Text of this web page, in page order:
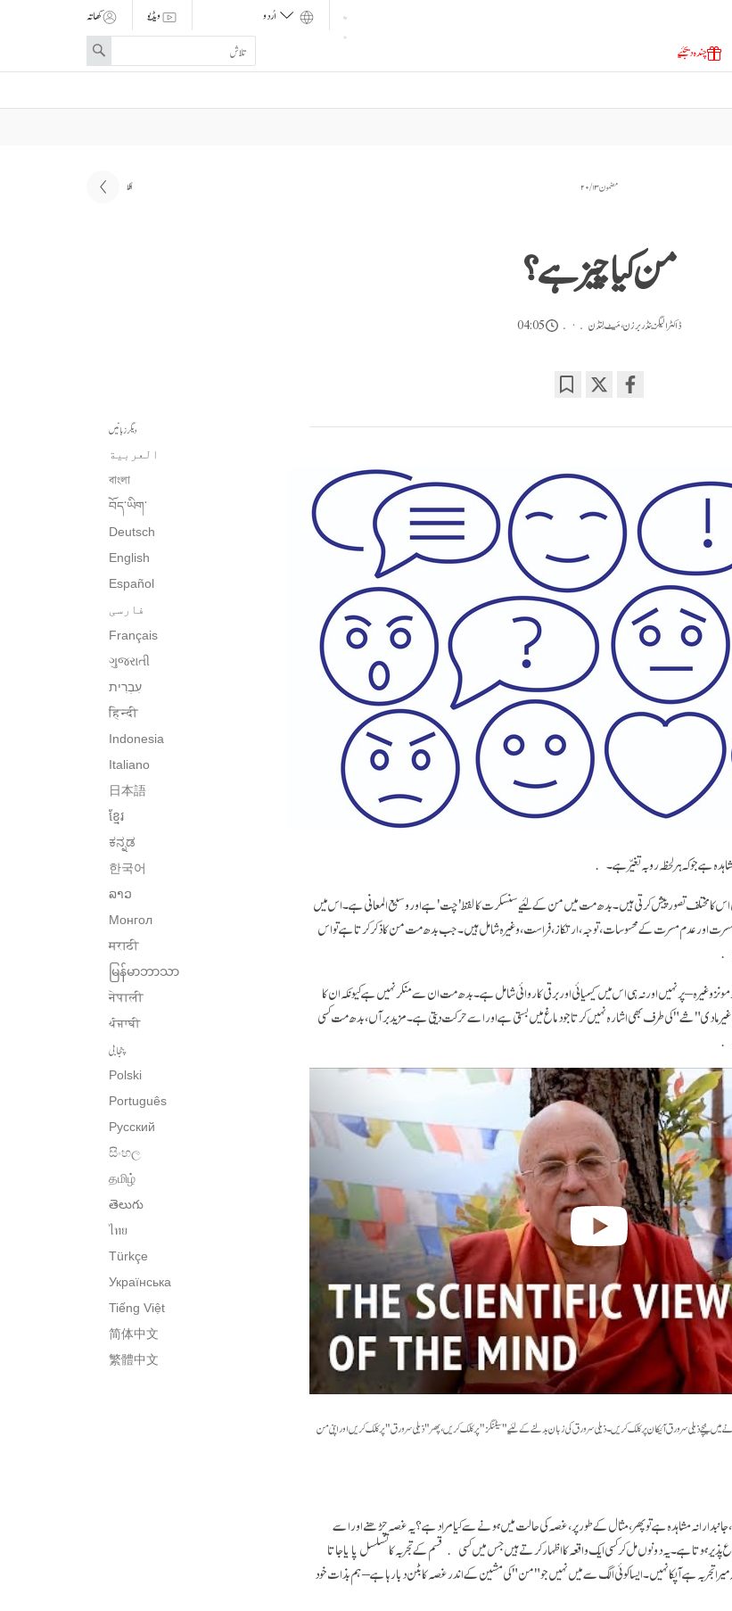
چندہ دیجئیے
ویڈیو
کھاتہ
Enter
search
term
Search
مضمون ۱۳ / ۲۰ اگلا
من کیا چیز ہے؟
ڈاکٹر الیگزینڈر برزن،مَیٹ لِنڈن 04:05
on
دیگر زبانیں
العربية
বাংলা
བོད་ཡིག་
Deutsch
English
Español
فارسی
Français
ગુજરાતી
עִבְרִית‎
हिन्दी
Indonesia
Italiano
日本語
ខ្មែរ
ಕನ್ನಡ
한국어
ລາວ
Монгол
मराठी
မြန်မာဘာသာ
नेपाली
ਪੰਜਾਬੀ
پنجابی
Polski
Português
Русский
සිංහල
தமிழ்
తెలుగు
ไทย
Türkçe
Українська
Tiếng Việt
简体中文
繁體中文
ہے جو کہ ہر لحظہ رو بہ تغیّر ہے۔
اس کا مختلف تصور پیش کرتی ہیں۔ بدھ مت میں من کے لئیے سنسکرت کا لفظ 'چت' ہے اور وسیع المعانی ہے۔ اس میں
اور عدم مسرت کے محسوسات، توجہ، ارتکاز، فراست، وغیرہ شامل ہیں۔ جب بدھ مت من کا ذکر کرتا ہے تو اس
وغیرہ – پر نہیں اور نہ ہی اس میں کیمیائی اور برقی کاروائی شامل ہے۔ بدھ مت ان سے منکر نہیں ہے کیونکہ ان کا
غیرمادی "شے" کی طرف بھی اشارہ نہیں کرتا جو دماغ میں بستی ہے اور اسے حرکت دیتی ہے۔ مزید بر آں، بدھ مت کسی
میں نیچے ذیلی سرورق آئیکان پر کلک کریں۔ ذیلی سرورق کی زبان بدلنے کے لئیے "سیٹنگز" پر کلک کریں، پھر "ذیلی سرورق" پر کلک کریں اور اپنی من
جانبدارانہ مشاہدہ ہے تو پھر، مثال کے طور پر، غصہ کی حالت میں ہونے سے کیا مراد ہے؟ یہ غصہ چڑھنے اور اسے
ہوتا ہے۔ یہ دونوں مل کر کسی ایک واقعہ کا اظہار کرتے ہیں جس میں کسی قسم کے تجربہ کا تسلسل پایا جاتا
تجربہ ہے آپکا نہیں۔ ایسا کوئی الگ سے میں نہیں جو "من" کی مشین کے اندر غصہ کا بٹن دبا رہا ہے – ہم بذات خود